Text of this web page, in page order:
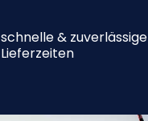
schnelle & zuverlässige
Lieferzeiten